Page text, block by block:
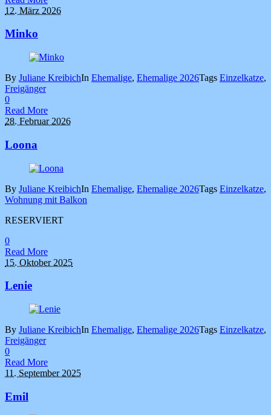
12. März 2026
Minko
By Juliane KreibichIn Ehemalige, Ehemalige 2026Tags Einzelkatze,
Freigänger
0
Read More
28. Februar 2026
Loona
By Juliane KreibichIn Ehemalige, Ehemalige 2026Tags Einzelkatze,
Wohnung mit Balkon
RESERVIERT
0
Read More
15. Oktober 2025
Lenie
By Juliane KreibichIn Ehemalige, Ehemalige 2026Tags Einzelkatze,
Freigänger
0
Read More
11. September 2025
Emil